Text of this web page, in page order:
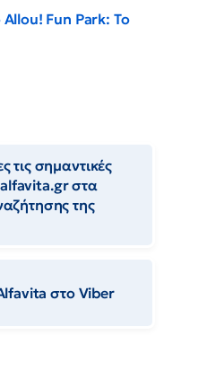
Allou! Fun Park: Το
σημαντικές
alfavita.gr στα
της
στο Viber